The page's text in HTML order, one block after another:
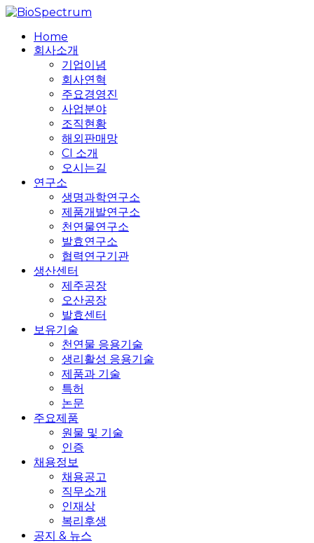
Skip
main
content
search
MenuHome
회사소개
기업이념
회사연혁
주요경영진
사업분야
조직현황
해외판매망
CI 소개
오시는길
연구소
생명과학연구소
제품개발연구소
천연물연구소
발효연구소
협력연구기관
생산센터
제주공장
오산공장
발효센터
보유기술
천연물 응용기술
생리활성 응용기술
제품과 기술
특허
논문
주요제품
원물 및 기술
인증
채용정보
채용공고
직무소개
인재상
복리후생
공지 & 뉴스